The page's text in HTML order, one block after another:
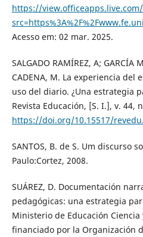
https://
Acesso em: 02 mar. 2025.
SALGADO RAMÍREZ, A; GARCÍA
CADENA, M. La experiencia del
uso del diario. ¿Una estrategia
Revista Educación, [S. I.], v. 44,
https://doi.org/10.15517/
SANTOS, B. de S. Um discurso
Paulo:Cortez, 2008.
SUÁREZ, D. Documentación
pedagógicas: una estrategia
Ministerio de Educación
financiado por la Organización